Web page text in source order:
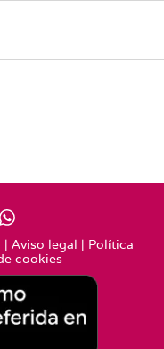
| Aviso legal | Política
cookies